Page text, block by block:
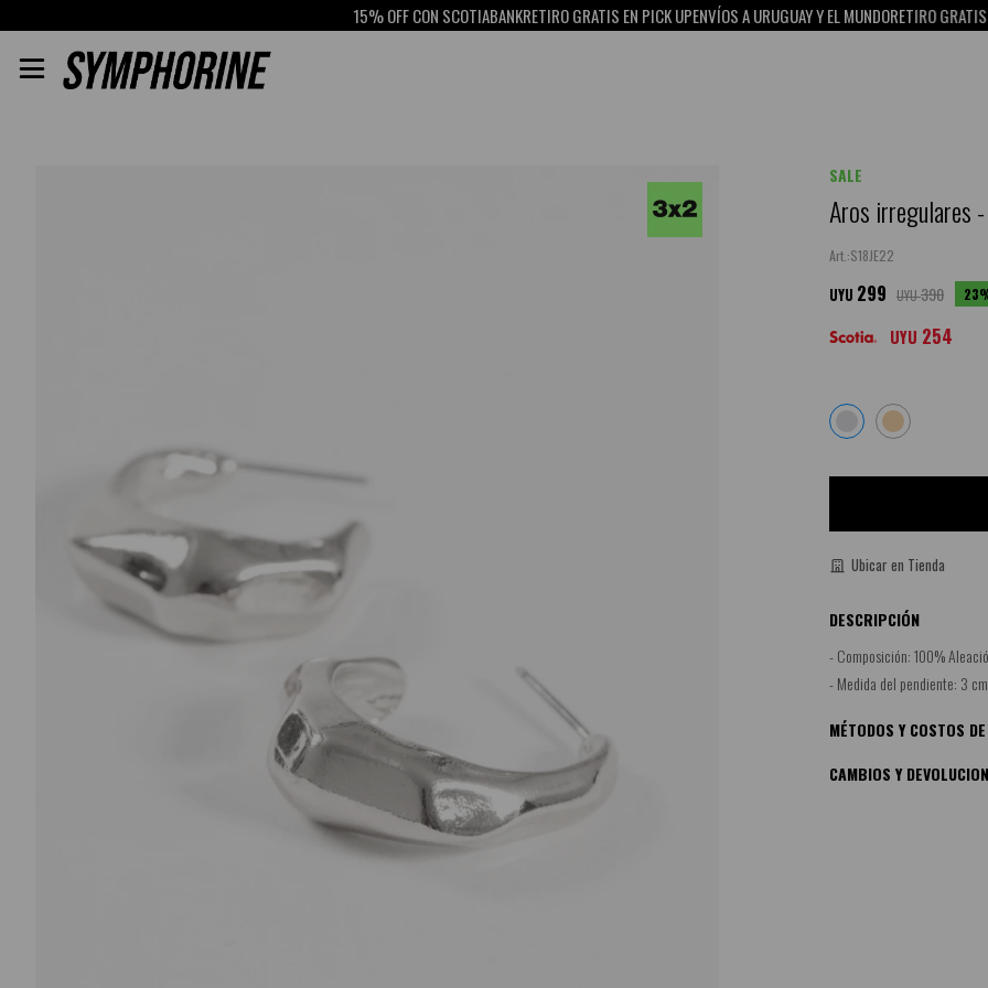
15% OFF CON SCOTIABANKRETIRO GRATIS EN PICK UPENVÍOS A URUGUAY Y EL MUNDORETIRO GRATIS EN

SALE
Aros irregulares
S18JE22
UYU 299 UYU390 23
UYU 254
Ubicar en Tienda
DESCRIPCIÓN
- Composición: 100%
- Medida del pendiente: 3
MÉTODOS Y COSTOS
CAMBIOS Y